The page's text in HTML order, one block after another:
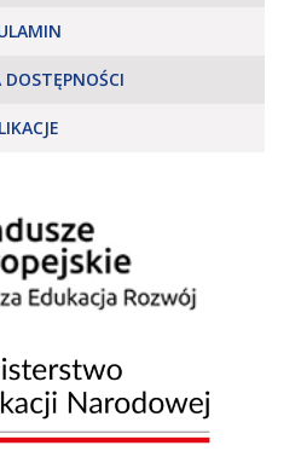
DOSTĘPNOŚCI